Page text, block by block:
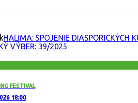
HALIMA: SPOJENIE DIASPORICKÝCH
VÝBER: 39/2025
FESTIVAL
18:00